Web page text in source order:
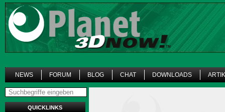
NEWS FORUM BLOG CHAT DOWNLOADS
QUICKLINKS